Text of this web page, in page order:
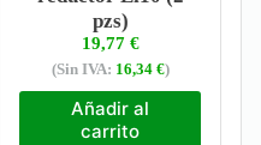
pzs)
19,77 €
(Sin IVA: 16,34 €)
Añadir al
carrito